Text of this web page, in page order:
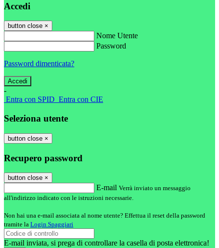
Accedi
button close ×
Nome Utente
Password
Password dimenticata?
-
Entra con SPID Entra con CIE
Seleziona utente
button close ×
Recupero password
button close ×
E-mail Verrà inviato un messaggio
all'indirizzo indicato con le istruzioni necessarie.
Non hai una e-mail associata al nome utente? Effettua il reset della password
tramite la Login Spaggiari
E-mail inviata, si prega di controllare la casella di posta elettronica!